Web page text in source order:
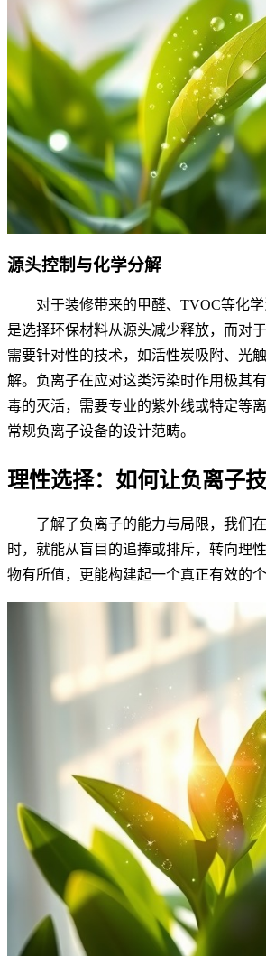
源头控制与化学分解
对于装修带来的甲醛、TVOC等化
是选择环保材料从源头减少释放，而对
需要针对性的技术，如活性炭吸附、光
解。负离子在应对这类污染时作用极其
毒的灭活，需要专业的紫外线或特定等
常规负离子设备的设计范畴。
理性选择：如何让负离子
了解了负离子的能力与局限，我们
时，就能从盲目的追捧或排斥，转向理
物有所值，更能构建起一个真正有效的